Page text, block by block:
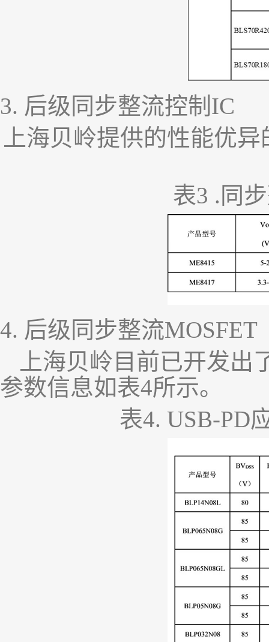
3. 后级同步整流控制 IC
上海贝岭提供的性能优
表3 . 同
4. 后级同步整流MOSFET
上海贝岭目前已开发出
参数信息如表4所示。
表4. USB-PD